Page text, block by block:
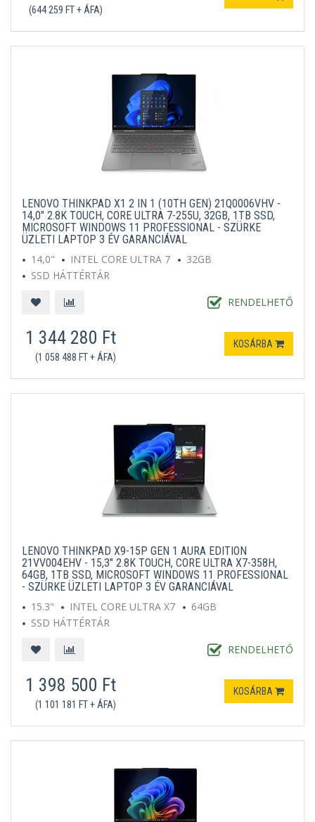
(644 259 FT + ÁFA)
LENOVO THINKPAD X1 2 IN 1 (10TH GEN) 21Q0006VHV -
14,0" 2.8K TOUCH, CORE ULTRA 7-255U, 32GB, 1TB SSD,
MICROSOFT WINDOWS 11 PROFESSIONAL - SZÜRKE
ÜZLETI LAPTOP 3 ÉV GARANCIÁVAL
14,0"
INTEL CORE ULTRA 7
32GB
SSD HÁTTÉRTÁR
RENDELHETŐ
1 344 280 Ft
(1 058 488 FT + ÁFA)
KOSÁRBA
LENOVO THINKPAD X9-15P GEN 1 AURA EDITION
21VV004EHV - 15,3" 2.8K TOUCH, CORE ULTRA X7-358H,
64GB, 1TB SSD, MICROSOFT WINDOWS 11 PROFESSIONAL
- SZÜRKE ÜZLETI LAPTOP 3 ÉV GARANCIÁVAL
15.3"
INTEL CORE ULTRA X7
64GB
SSD HÁTTÉRTÁR
RENDELHETŐ
1 398 500 Ft
(1 101 181 FT + ÁFA)
KOSÁRBA